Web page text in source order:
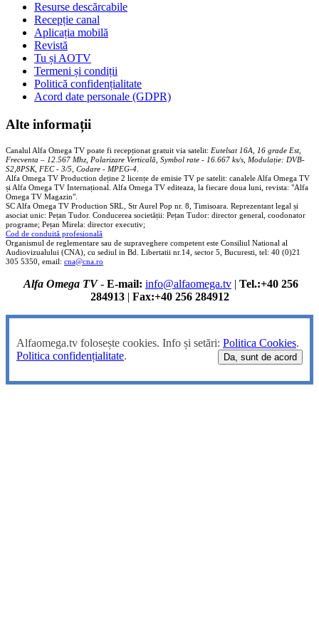
Resurse descărcabile
Recepție canal
Aplicația mobilă
Revistă
Tu și AOTV
Termeni și condiții
Politică confidențialitate
Acord date personale (GDPR)
Alte informații
Canalul Alfa Omega TV poate fi recepționat gratuit via satelit: Eutelsat 16A, 16 grade Est,
Frecventa – 12.567 Mhz, Polarizare Verticală, Symbol rate - 16.667 ks/s, Modulație: DVB-
S2,8PSK, FEC - 3/5, Codare - MPEG-4
Alfa Omega TV Production deține 2 licențe de emisie TV pe satelit: canalele Alfa Omega TV
și Alfa Omega TV Internațional. Alfa Omega TV editeaza, la fiecare doua luni, revista: "Alfa
Omega TV Magazin".
SC Alfa Omega TV Production SRL, Str Aurel Pop nr. 8, Timisoara. Reprezentant legal și
asociat unic: Pețan Tudor. Conducerea societății: Pețan Tudor: director general, coodonator
programe; Pețan Mirela: director executiv;
Cod de conduită profesională
Organismul de reglementare sau de supraveghere competent este Consiliul National al
Audiovizualului (CNA), cu sediul in Bd. Libertatii nr.14, sector 5, Bucuresti, tel: 40 (0)21
305 5350, email: cna@cna.ro
Alfa Omega TV- E-mail: info@alfaomega.tv | Tel.:+40 256
284913| Fax:+40 256 284912
Alfaomega.tv folosește cookies. Info și setări: Politica Cookies.
Politica confidențialitate. Da, sunt de acord